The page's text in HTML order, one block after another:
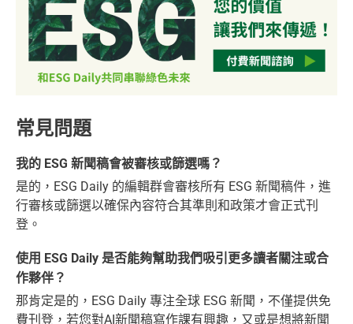
常見問題
我的 ESG 新聞稿會被審核或篩選嗎？
是的，ESG Daily 的編輯群會審核所有 ESG 新聞稿件，進
行審核或篩選以確保內容符合其準則和政策才會正式刊
登。
使用 ESG Daily 是否能夠幫助我們吸引更多讀者關注或合
作夥伴？
那肯定是的，ESG Daily 專注全球 ESG 新聞，不僅提供免
費刊登，若您對AI新聞稿寫作課有興趣，又或是想將新聞